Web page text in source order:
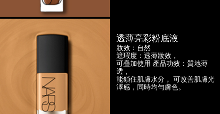
透薄亮彩粉底液
妝效：自然
遮瑕度：透薄妝效，
可疊加使用 產品功效：質地薄
透，
能鎖住肌膚水分， 可改善肌膚光
澤感， 同時均勻膚色。